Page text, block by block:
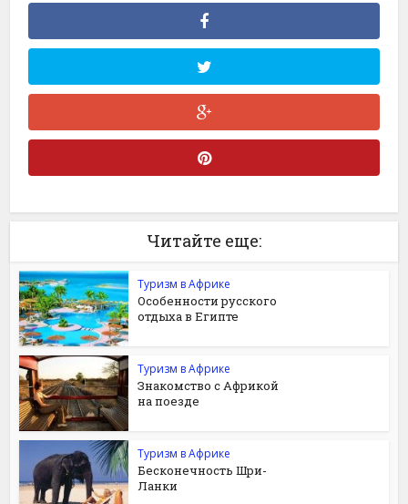
Читайте еще:
Туризм в Африке
Особенности русского
отдыха в Египте
Туризм в Африке
Знакомство с Африкой
на поезде
Туризм в Африке
Бесконечность Шри-
Ланки